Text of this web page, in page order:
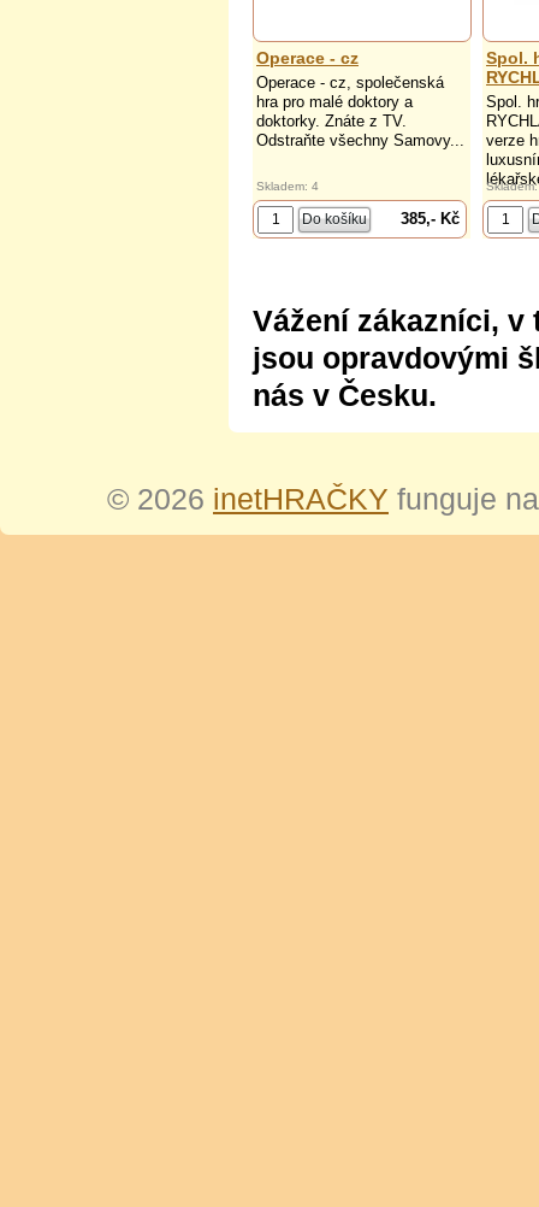
Operace - cz
Operace - cz, společenská
hra pro malé doktory a
doktorky. Znáte z TV.
Odstraňte všechny Samovy...
Skladem: 4
385,- Kč
Spol.
Spol.
verze
Vážení zákazníci, v
jsou opravdovými
nás v Česku.
© 2026 inetHRAČKY funguje